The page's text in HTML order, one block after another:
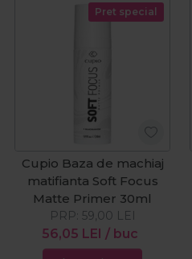
Pret special
Cupio Baza de machiaj
matifianta Soft Focus
Matte Primer 30ml
56,05 LEI / buc
PRP: 59,00 LEI